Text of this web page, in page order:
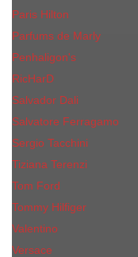
Paris Hilton
Parfums de Marly
Penhaligon​'s
RicHarD
Salvador Dali
Salvatore Ferragamo
Sergio Tacchini
Tiziana Terenzi
Tom Ford
Tommy Hilfiger
Valentino
Versace